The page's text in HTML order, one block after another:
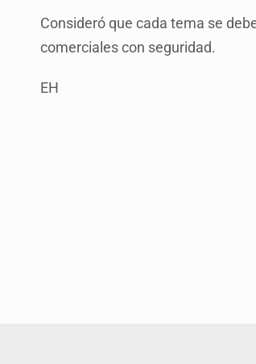
Consideró que cada tema se
comerciales con seguridad.
EH